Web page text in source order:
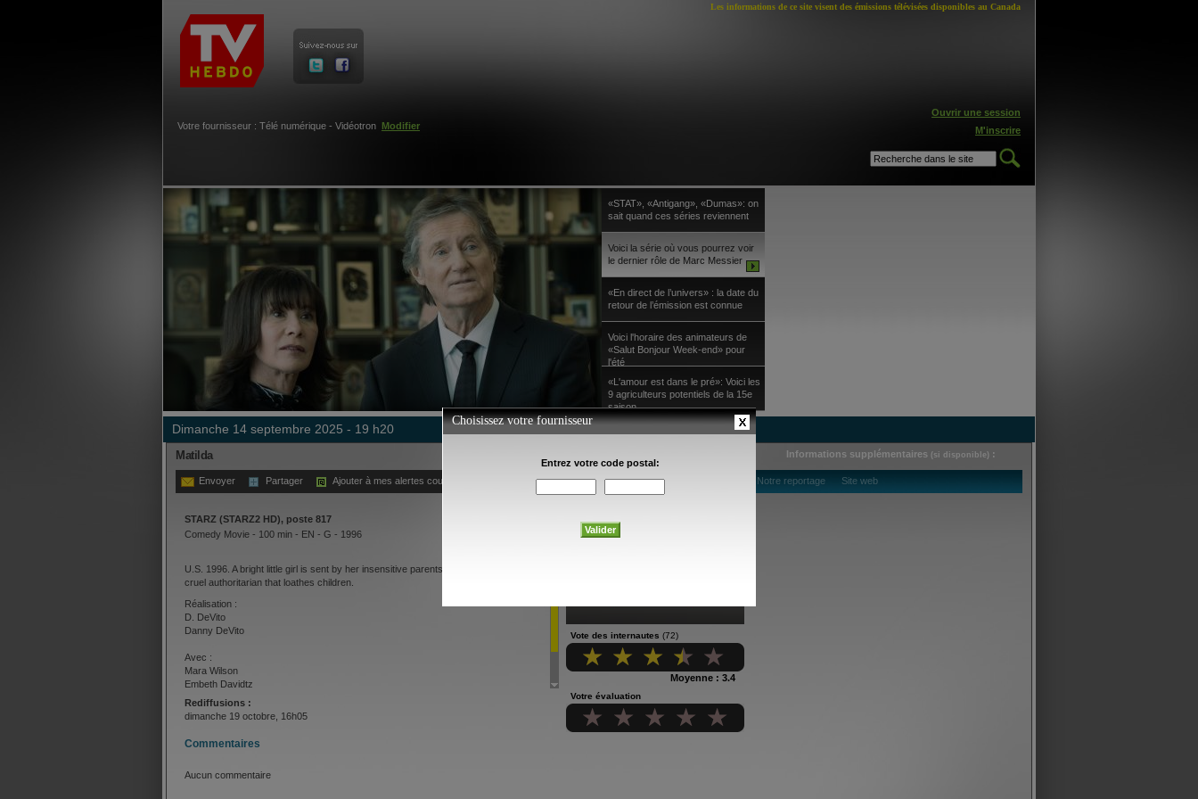
Les informations de ce site visent des émissions télévisées disponibles au Canada
Votre fournisseur : Télé numérique - Vidéotron Modifier
Ouvrir une session
M'inscrire
«STAT», «Antigang», «Dumas»: on
sait quand ces séries reviennent
Voici la série où vous pourrez voir
le dernier rôle de Marc Messier
«En direct de l’univers» : la date du
retour de l’émission est connue
Voici l'horaire des animateurs de
«Salut Bonjour Week-end» pour
l'été
«L'amour est dans le pré»: Voici les
9 agriculteurs potentiels de la 15e
saison
dimanche 14 septembre 2025 - 19 h20
Matilda Informations supplémentaires (si disponible) :
Envoyer Partager Ajouter à mes alertes courriel Notre reportage Site web
STARZ (STARZ2 HD), poste 817
Comedy Movie - 100 min - EN - G - 1996
U.S. 1996. A bright little girl is sent by her insensitive parents to a school run by a
cruel authoritarian that loathes children.
Réalisation :
D. DeVito
Danny DeVito
Avec :
Mara Wilson
Embeth Davidtz
Danny DeVito
Rhea Perlman
Rediffusions :
dimanche 19 octobre, 16h05
Commentaires
Aucun commentaire
Vote des internautes (72)
Moyenne : 3.4
Votre évaluation